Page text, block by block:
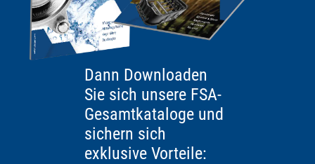
Dann Downloaden
Sie sich unsere FSA-
Gesamtkataloge und
sichern sich
exklusive Vorteile: